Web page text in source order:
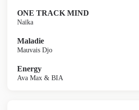
ONE TRACK MIND
Naïka
Maladie
Mauvais Djo
Energy
Ava Max & BIA